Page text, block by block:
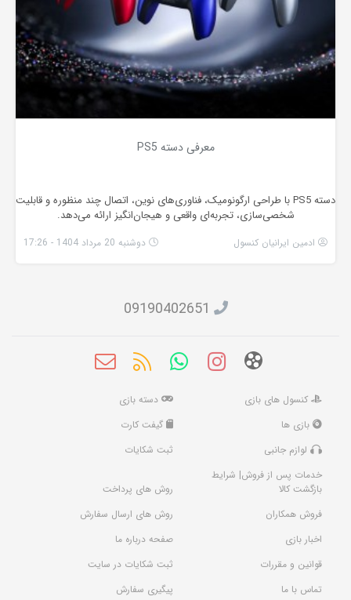
معرفی دسته PS5
دسته PS5 با طراحی ارگونومیک، فناوری‌های نوین، اتصال چند منظوره و قابلیت
شخصی‌سازی، تجربه‌ای واقعی و هیجان‌انگیز ارائه می‌دهد.
ادمین ایرانیان کنسول دوشنبه 20 مرداد 1404 - 17:26
09190402651
کنسول های بازی
دسته بازی
بازی ها
گیفت کارت
لوازم جانبی
ثبت شکایات
خدمات پس از فروش| شرایط
بازگشت کالا
روش های پرداخت
فروش همکاران
روش های ارسال سفارش
اخبار بازی
صفحه درباره ما
قوانین و مقررات
ثبت شکایات در سایت
تماس با ما
پیگیری سفارش